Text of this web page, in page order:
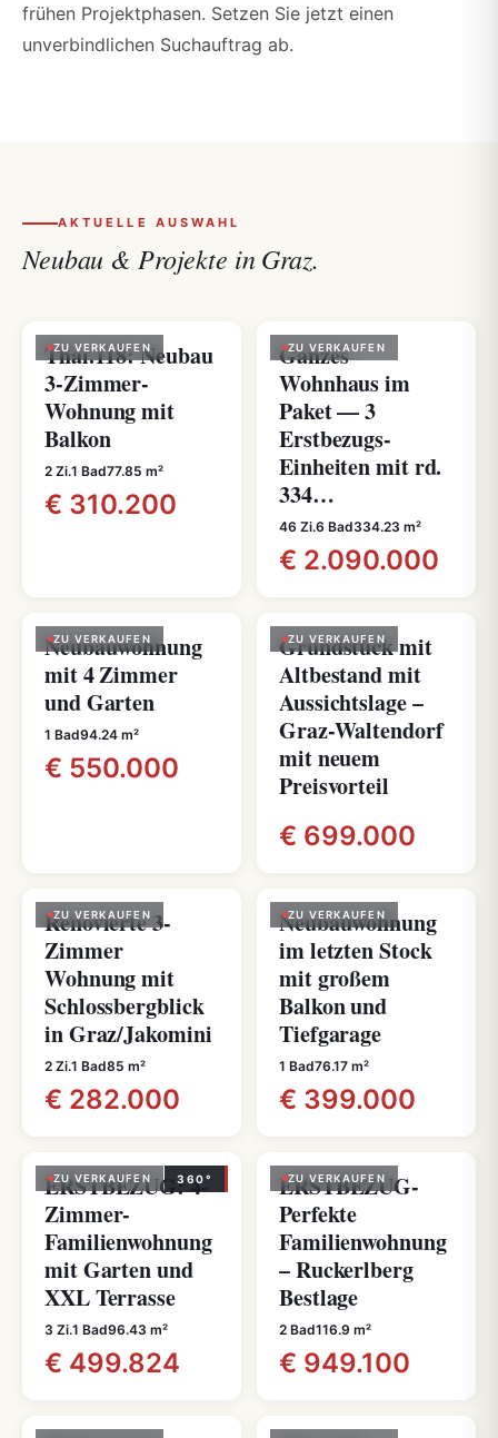
frühen Projektphasen. Setzen Sie jetzt einen
unverbindlichen Suchauftrag ab.
AKTUELLE AUSWAHL
Neubau & Projekte in Graz.
ZU VERKAUFEN
Thal.118: Neubau
3-Zimmer-
Wohnung mit
Balkon
2 Zi.1 Bad77.85 m²
€ 310.200
ZU VERKAUFEN
Ganzes
Wohnhaus im
Paket — 3
Erstbezugs-
Einheiten mit rd.
334…
46 Zi.6 Bad334.23 m²
€ 2.090.000
ZU VERKAUFEN
Neubauwohnung
mit 4 Zimmer
und Garten
1 Bad94.24 m²
€ 550.000
ZU VERKAUFEN
Grundstück mit
Altbestand mit
Aussichtslage –
Graz-Waltendorf
mit neuem
Preisvorteil
€ 699.000
ZU VERKAUFEN
Renovierte 3-
Zimmer
Wohnung mit
Schlossbergblick
in Graz/Jakomini
2 Zi.1 Bad85 m²
€ 282.000
ZU VERKAUFEN
Neubauwohnung
im letzten Stock
mit großem
Balkon und
Tiefgarage
1 Bad76.17 m²
€ 399.000
ZU VERKAUFEN 360°
ERSTBEZUG: 4-
Zimmer-
Familienwohnung
mit Garten und
XXL Terrasse
3 Zi.1 Bad96.43 m²
€ 499.824
ZU VERKAUFEN
ERSTBEZUG-
Perfekte
Familienwohnung
– Ruckerlberg
Bestlage
2 Bad116.9 m²
€ 949.100